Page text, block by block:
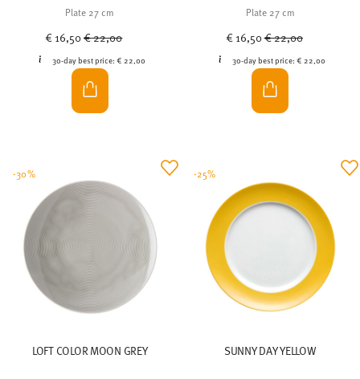
Plate 27 cm
€ 16,50Price reduced from
€ 22,00
30-day best price: € 22,00
Plate 27 cm
€ 16,50Price reduced from
€ 22,00
30-day best price:€ 22,00
LOFT COLOR MOON GREY
-30%
SUNNY DAY YELLOW
-25%